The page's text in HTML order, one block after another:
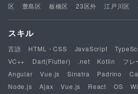
区
豊島区 板橋区 23区外 江戸川区
スキル
言語 HTML・CSS JavaScript
VC++
Dart(Flutter) .net Kotlin フレ
Angular
Vue.js Sinatra Padrino
Node.js
Ajax Vue.js React OS